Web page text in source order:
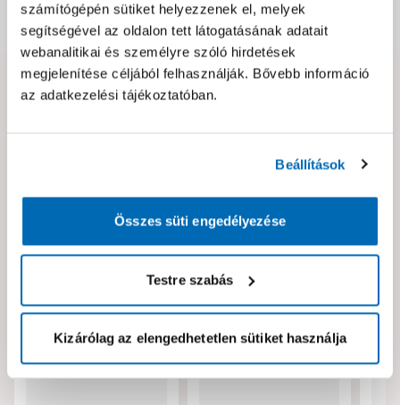
számítógépén sütiket helyezzenek el, melyek
segítségével az oldalon tett látogatásának adatait
webanalitikai és személyre szóló hirdetések
megjelenítése céljából felhasználják. Bővebb információ
az adatkezelési tájékoztatóban.
Beállítások
Összes süti engedélyezése
Testre szabás
Kizárólag az elengedhetetlen sütiket használja
Dokumentumok, felelős személy
Hibát találtál az oldalon vagy a termék leírásában?